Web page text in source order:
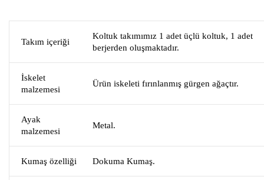
Takım içeriği
Koltuk takımımız 1 adet üçlü koltuk, 1 adet
berjerden oluşmaktadır.
İskelet
malzemesi
Ürün iskeleti fırınlanmış gürgen ağaçtır.
Ayak
malzemesi
Metal.
Kumaş özelliği Dokuma Kumaş.